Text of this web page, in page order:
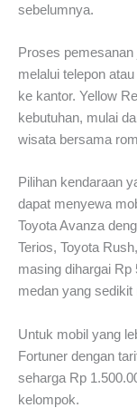
sebelumnya.
Proses
melalui telepon
ke kantor. Yellow
kebutuhan, mulai
wisata bersama
Pilihan kendaraan
dapat menyewa
Toyota Avanza
Terios, Toyota
masing dihargai Rp
medan yang sedikit
Untuk mobil yang
Fortuner dengan
seharga Rp
kelompok.